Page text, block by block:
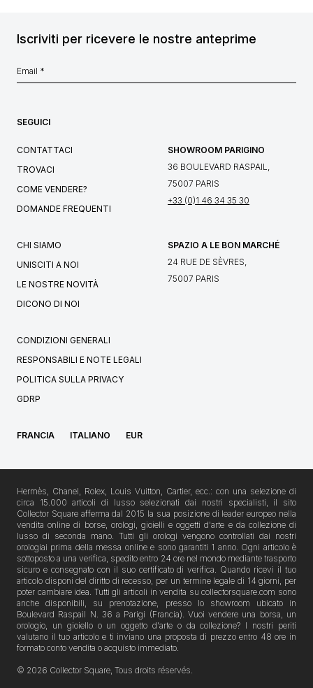
Iscriviti per ricevere le nostre anteprime
SEGUICI
CONTATTACI
TROVACI
COME VENDERE?
DOMANDE FREQUENTI
SHOWROOM PARIGINO
36 BOULEVARD RASPAIL,
75007 PARIS
+33 (0)1 46 34 35 30
CHI SIAMO
UNISCITI A NOI
LE NOSTRE NOVITÀ
DICONO DI NOI
SPAZIO A LE BON MARCHÉ
24 RUE DE SÈVRES,
75007 PARIS
CONDIZIONI GENERALI
RESPONSABILI E NOTE LEGALI
POLITICA SULLA PRIVACY
GDRP
FRANCIA ITALIANO EUR
Hermès, Chanel, Rolex, Louis Vuitton, Cartier, ecc.: con una selezione di
circa 15.000 articoli di lusso selezionati dai nostri specialisti, il sito
Collector Square afferma dal 2015 la sua posizione di leader europeo nella
vendita online di borse, orologi, gioielli e oggetti d'arte e da collezione di
lusso di seconda mano. Tutti gli orologi vengono controllati dai nostri
orologiai prima della messa online e sono garantiti 1 anno. Ogni articolo è
sottoposto a una verifica, spedito entro 24 ore nel mondo mediante trasporto
sicuro e consegnato con il suo certificato di verifica. Quando ricevi il tuo
articolo disponi del diritto di recesso, per un termine legale di 14 giorni, per
poter cambiare idea. Tutti gli articoli in vendita su collectorsquare.com sono
anche disponibili, su prenotazione, presso lo showroom ubicato in
Boulevard Raspail N. 36 a Parigi (Francia). Vuoi vendere una borsa, un
orologio, un gioiello o un oggetto d'arte o da collezione? I nostri periti
valutano il tuo articolo e ti inviano una proposta di prezzo entro 48 ore in
formato conto vendita o acquisto immediato.
© 2026 Collector Square, Tous droits réservés.